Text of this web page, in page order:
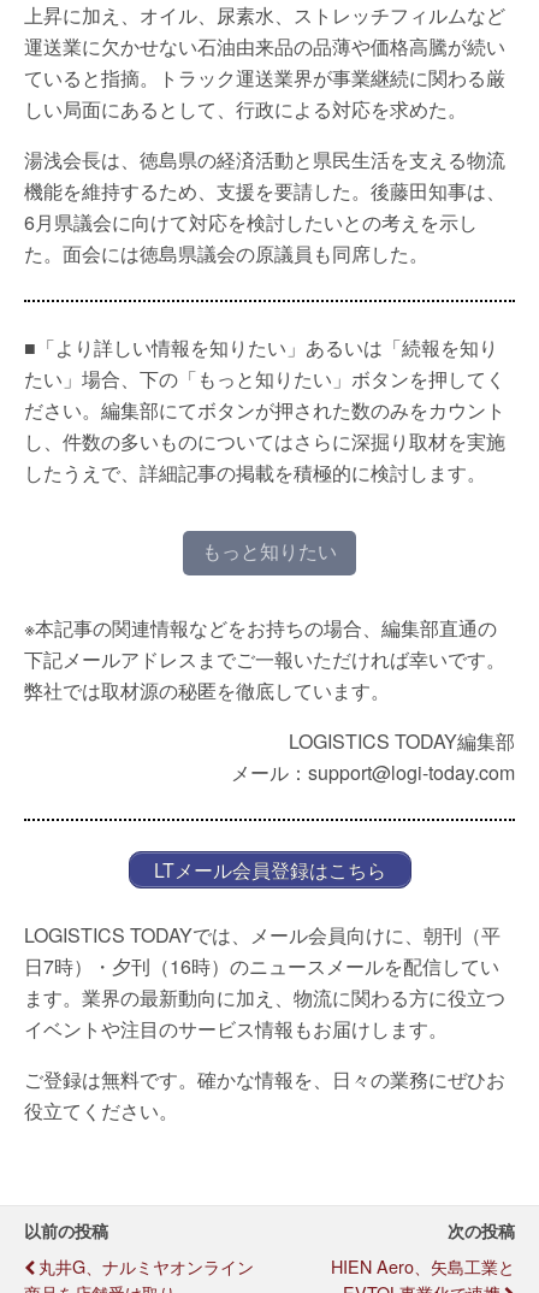
上昇に加え、オイル、尿素水、ストレッチフィルムなど
運送業に欠かせない石油由来品の品薄や価格高騰が続い
ていると指摘。トラック運送業界が事業継続に関わる厳
しい局面にあるとして、行政による対応を求めた。
湯浅会長は、徳島県の経済活動と県民生活を支える物流
機能を維持するため、支援を要請した。後藤田知事は、
6月県議会に向けて対応を検討したいとの考えを示し
た。面会には徳島県議会の原議員も同席した。
■「より詳しい情報を知りたい」あるいは「続報を知り
たい」場合、下の「もっと知りたい」ボタンを押してく
ださい。編集部にてボタンが押された数のみをカウント
し、件数の多いものについてはさらに深掘り取材を実施
したうえで、詳細記事の掲載を積極的に検討します。
もっと知りたい
※本記事の関連情報などをお持ちの場合、編集部直通の
下記メールアドレスまでご一報いただければ幸いです。
弊社では取材源の秘匿を徹底しています。
LOGISTICS TODAY編集部
メール：support@logi-today.com
LTメール会員登録はこちら
LOGISTICS TODAYでは、メール会員向けに、朝刊（平
日7時）・夕刊（16時）のニュースメールを配信してい
ます。業界の最新動向に加え、物流に関わる方に役立つ
イベントや注目のサービス情報もお届けします。
ご登録は無料です。確かな情報を、日々の業務にぜひお
役立てください。
以前の投稿
丸井G、ナルミヤオンライン
次の投稿
HIEN Aero、矢島工業と